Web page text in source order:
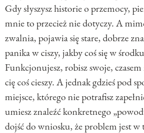
Gdy słyszysz historie o przemocy,
mnie to przecież nie dotyczy. A
zwalnia, pojawia się stare, dobrze
panika w ciszy, jakby coś się w
Funkcjonujesz, robisz swoje,
cię coś cieszy. A jednak gdzieś pod
miejsce, którego nie potrafisz
umiesz znaleźć konkretnego
dojść do wniosku, że problem jest w